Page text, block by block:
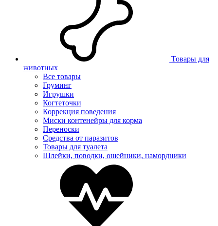
Товары для
животных
Все товары
Груминг
Игрушки
Когтеточки
Коррекция поведения
Миски контенейры для корма
Переноски
Средства от паразитов
Товары для туалета
Шлейки, поводки, ошейники, намордники